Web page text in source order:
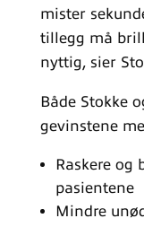
mister
tillegg må
nyttig, sier
Både Stokke
gevinstene
Raskere og
pasientene
Mindre